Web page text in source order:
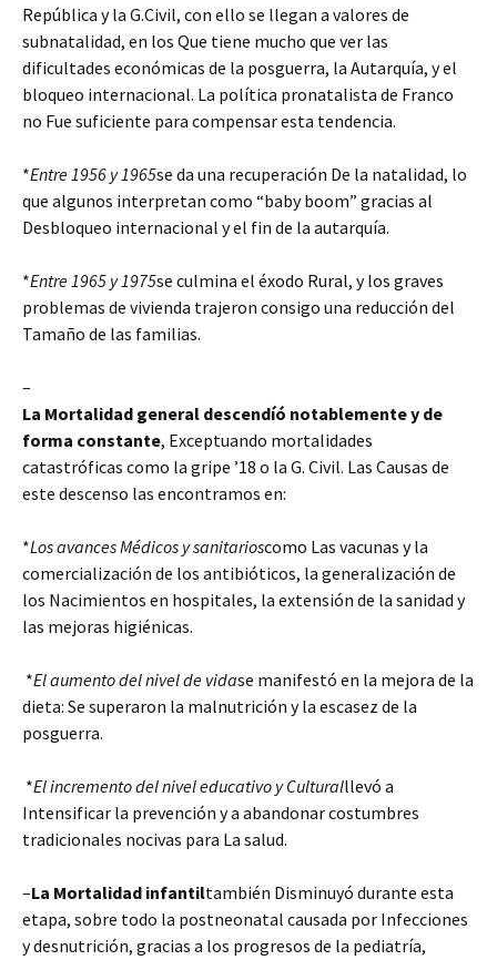
República y la G.Civil, con ello se llegan a valores de
subnatalidad, en los Que tiene mucho que ver las
dificultades económicas de la posguerra, la Autarquía, y el
bloqueo internacional. La política pronatalista de Franco
no Fue suficiente para compensar esta tendencia.
*Entre 1956 y 1965se da una recuperación De la natalidad, lo
que algunos interpretan como “baby boom” gracias al
Desbloqueo internacional y el fin de la autarquía.
*Entre 1965 y 1975se culmina el éxodo Rural, y los graves
problemas de vivienda trajeron consigo una reducción del
Tamaño de las familias.
–
La Mortalidad general descendíó notablemente y de
forma constante, Exceptuando mortalidades
catastróficas como la gripe ’18 o la G. Civil. Las Causas de
este descenso las encontramos en:
*Los avances Médicos y sanitarioscomo Las vacunas y la
comercialización de los antibióticos, la generalización de
los Nacimientos en hospitales, la extensión de la sanidad y
las mejoras higiénicas.
*El aumento del nivel de vidase manifestó en la mejora de la
dieta: Se superaron la malnutrición y la escasez de la
posguerra.
*El incremento del nivel educativo y Culturalllevó a
Intensificar la prevención y a abandonar costumbres
tradicionales nocivas para La salud.
–La Mortalidad infantiltambién Disminuyó durante esta
etapa, sobre todo la postneonatal causada por Infecciones
y desnutrición, gracias a los progresos de la pediatría,